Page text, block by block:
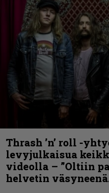
Thrash ’n’ roll -
levyjulkaisua
videolla – ”Oltiin
helvetin